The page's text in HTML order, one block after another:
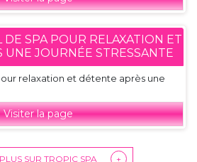
SPA POUR RELAXATION ET
UNE JOURNÉE STRESSANTE
relaxation et détente après une
Visiter la page
SUR TROPIC SPA +